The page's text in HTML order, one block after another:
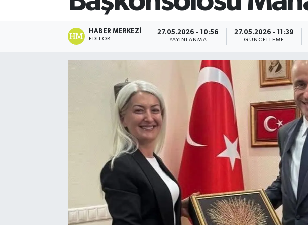
HABER MERKEZI
EDITÖR
27.05.2026 - 10:56
YAYINLANMA
27.05.2026 - 11:39
GÜNCELLEME